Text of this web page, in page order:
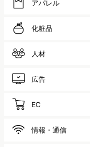
アパレル
化粧品
人材
広告
EC
情報・通信